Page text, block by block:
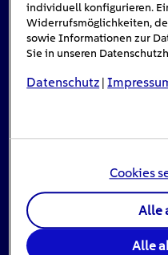
Das könnte Sie
individuell konfigurieren.
Widerrufsmöglichkeiten,
sowie Informationen zur
Sie in unseren
Datenschutz |
Cookies
Alle
Alle